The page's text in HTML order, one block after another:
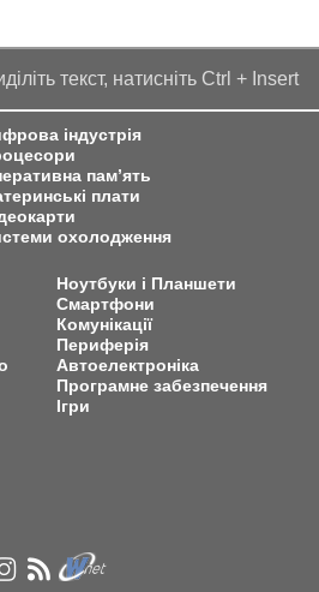
текст, натисніть Ctrl + Insert
індустрія
пам’ять
плати
охолодження
Ноутбуки і Планшети
Смартфони
Комунікації
Периферія
Автоелектроніка
Програмне забезпечення
Ігри